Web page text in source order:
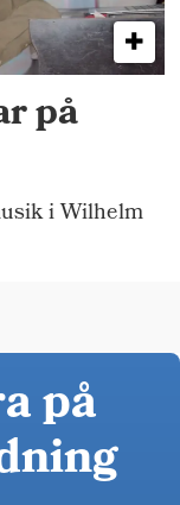
på
i Wilhelm
på